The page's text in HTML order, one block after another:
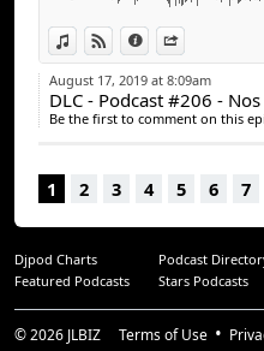
View in iTunes
View on Djpod
Information
August 17, 2019 at 8:09am
DLC - Podcast #206 -
Be the first to comment on this
1 2 3 4 5 6 7
Djpod Charts Podcast
Featured Podcasts
Stars Podcasts
© 2026 JLBIZ Terms of Use